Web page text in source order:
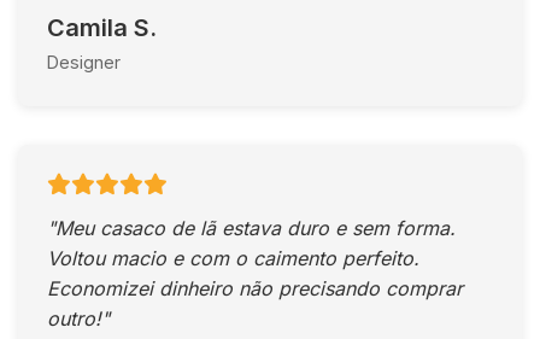
Camila S.
Designer
"Meu casaco de lã estava duro e sem forma.
Voltou macio e com o caimento perfeito.
Economizei dinheiro não precisando comprar
outro!"